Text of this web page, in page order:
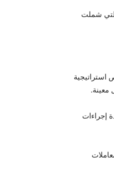
التي شملت
استراتيجية
معينة.
إجراءات